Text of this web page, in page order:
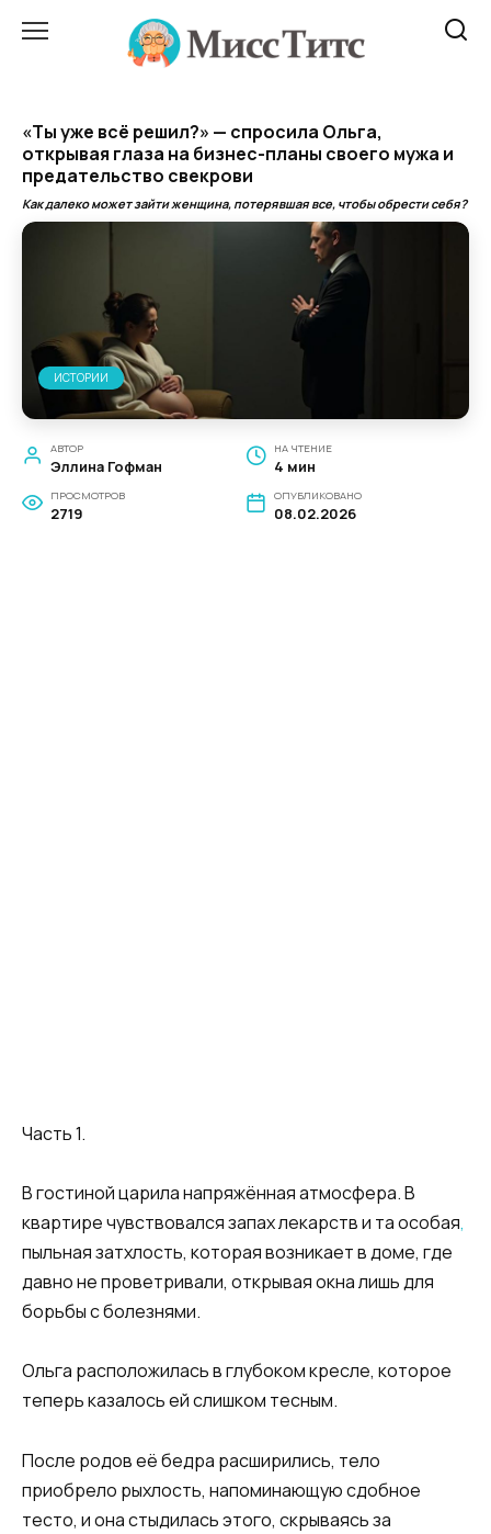
«Ты уже всё решил?» — спросила Ольга,
открывая глаза на бизнес-планы своего мужа и
предательство свекрови
Как далеко может зайти женщина, потерявшая все, чтобы обрести себя?
ИСТОРИИ
АВТОР
Эллина Гофман
НА ЧТЕНИЕ
4 мин
ПРОСМОТРОВ
2719
ОПУБЛИКОВАНО
08.02.2026
Часть 1.
В гостиной царила напряжённая атмосфера. В
квартире чувствовался запах лекарств и та особая,
пыльная затхлость, которая возникает в доме, где
давно не проветривали, открывая окна лишь для
борьбы с болезнями.
Ольга расположилась в глубоком кресле, которое
теперь казалось ей слишком тесным.
После родов её бедра расширились, тело
приобрело рыхлость, напоминающую сдобное
тесто, и она стыдилась этого, скрываясь за